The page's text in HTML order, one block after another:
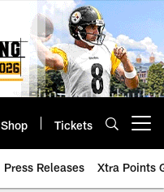
Shop Tickets
Press Releases Xtra Points